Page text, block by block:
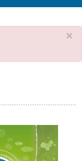
×